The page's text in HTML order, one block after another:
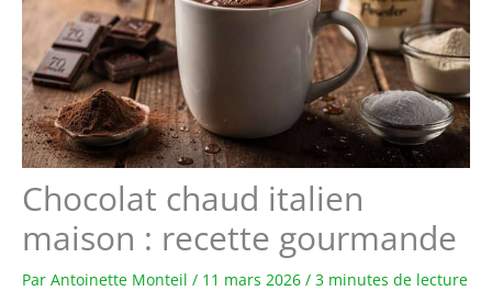
Chocolat chaud italien
maison : recette gourmande
Par Antoinette Monteil / 11 mars 2026 / 3 minutes de lecture